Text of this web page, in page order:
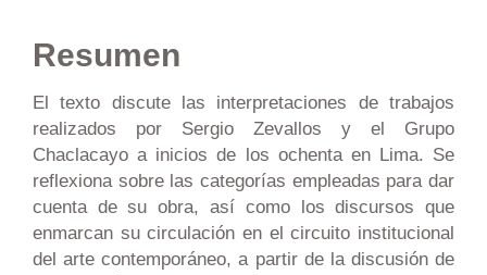
Resumen
El texto discute las interpretaciones de trabajos
realizados por Sergio Zevallos y el Grupo
Chaclacayo a inicios de los ochenta en Lima. Se
reflexiona sobre las categorías empleadas para dar
cuenta de su obra, así como los discursos que
enmarcan su circulación en el circuito institucional
del arte contemporáneo, a partir de la discusión de